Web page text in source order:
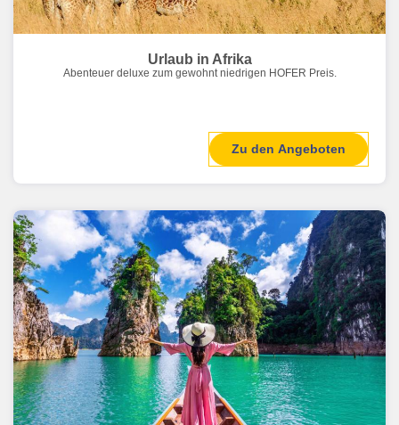
Urlaub in Afrika
Abenteuer deluxe zum gewohnt niedrigen HOFER Preis.
Zu den Angeboten